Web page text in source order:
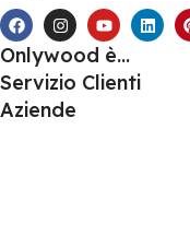
Onlywood è...
Servizio Clienti
Aziende